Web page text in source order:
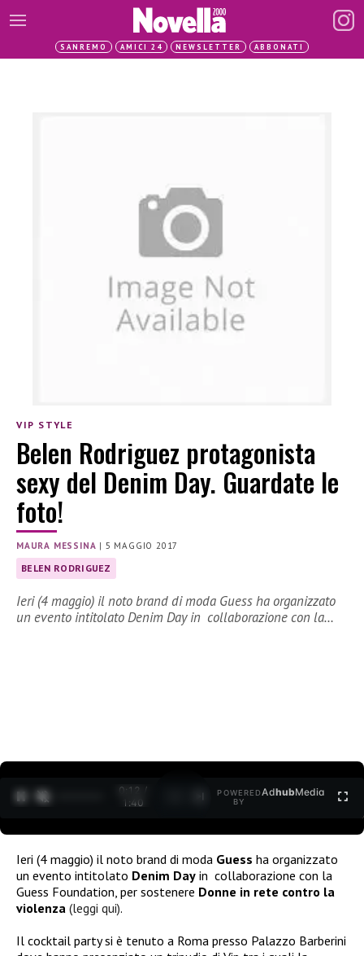
SANREMO AMICI 24 NEWSLETTER ABBONATI
VIP STYLE
Belen Rodriguez protagonista
sexy del Denim Day. Guardate le
foto!
MAURA MESSINA | 5 MAGGIO 2017
BELEN RODRIGUEZ
Ieri (4 maggio) il noto brand di moda Guess ha organizzato
un evento intitolato Denim Day in collaborazione con la…
0:12 /
1:40
POWERED
BY
AdhubMedia
Ieri (4 maggio) il noto brand di moda Guess ha organizzato
un evento intitolato Denim Day in collaborazione con la
Guess Foundation, per sostenere Donne in rete contro la
violenza (leggi qui).
Il cocktail party si è tenuto a Roma presso Palazzo Barberini